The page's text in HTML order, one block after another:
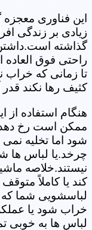
این فناوری معجزه
زیادی بر زندگی
گذاشته
راحتی فوق
تا زمانی که خراب
کثیف رها نکند قدر
هنگام استفاده از
ممکن است رخ
شود اما تخلیه
چرخد.یا لباس ها
نیستند.خلاصه
کند یا کاملاً
لباسشویی شما
خراب شود یا
لباس ها به خوبی